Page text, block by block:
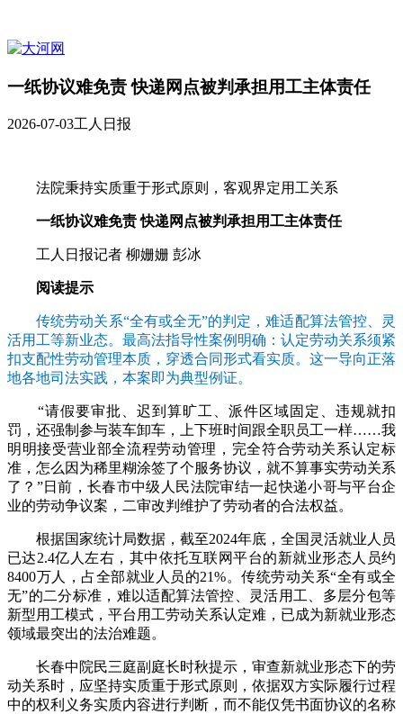
一纸协议难免责 快递网点被判承担用工主体责任
2026-07-03工人日报
法院秉持实质重于形式原则，客观界定用工关系
一纸协议难免责 快递网点被判承担用工主体责任
工人日报记者 柳姗姗 彭冰
阅读提示
传统劳动关系“全有或全无”的判定，难适配算法管控、灵
活用工等新业态。最高法指导性案例明确：认定劳动关系须紧
扣支配性劳动管理本质，穿透合同形式看实质。这一导向正落
地各地司法实践，本案即为典型例证。
“请假要审批、迟到算旷工、派件区域固定、违规就扣
罚，还强制参与装车卸车，上下班时间跟全职员工一样……我
明明接受营业部全流程劳动管理，完全符合劳动关系认定标
准，怎么因为稀里糊涂签了个服务协议，就不算事实劳动关系
了？”日前，长春市中级人民法院审结一起快递小哥与平台企
业的劳动争议案，二审改判维护了劳动者的合法权益。
根据国家统计局数据，截至2024年底，全国灵活就业人员
已达2.4亿人左右，其中依托互联网平台的新就业形态人员约
8400万人，占全部就业人员的21%。传统劳动关系“全有或全
无”的二分标准，难以适配算法管控、灵活用工、多层分包等
新型用工模式，平台用工劳动关系认定难，已成为新就业形态
领域最突出的法治难题。
长春中院民三庭副庭长时秋提示，审查新就业形态下的劳
动关系时，应坚持实质重于形式原则，依据双方实际履行过程
中的权利义务实质内容进行判断，而不能仅凭书面协议的名称